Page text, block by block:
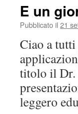
E un
Pubblicato il 21
Ciao a
titolo il Dr.
leggero